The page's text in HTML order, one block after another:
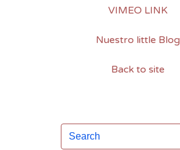
VIMEO LINK
Nuestro little Blog
Back to site
Search